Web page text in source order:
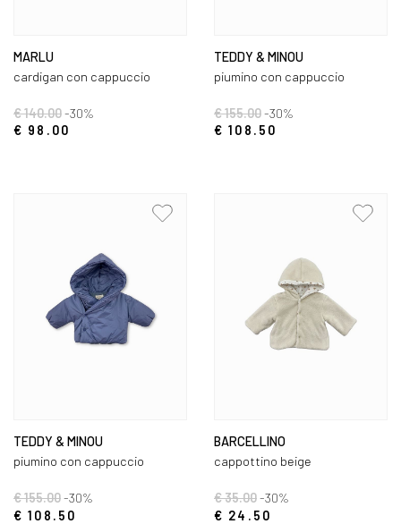
MARLU
cardigan con cappuccio
€ 140.00-30%
€ 98.00
TEDDY & MINOU
piumino con cappuccio
€ 155.00-30%
€ 108.50
TEDDY & MINOU
piumino con cappuccio
€ 155.00-30%
€ 108.50
BARCELLINO
cappottino beige
€ 35.00-30%
€ 24.50